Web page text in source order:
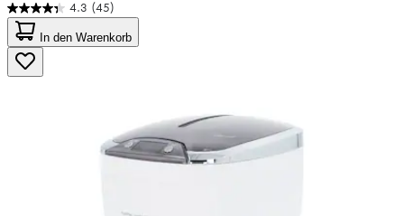
4.3 (45)
4.3
von
5
Sternen.
45
In den Warenkorb